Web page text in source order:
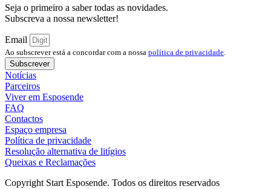
Seja o primeiro a saber todas as novidades.
Subscreva a nossa newsletter!
Email
Ao subscrever está a concordar com a nossa política de privacidade.
Subscrever
Notícias
Parceiros
Viver em Esposende
FAQ
Contactos
Espaço empresa
Política de privacidade
Resolução alternativa de litígios
Queixas e Reclamações
Copyright Start Esposende. Todos os direitos reservados